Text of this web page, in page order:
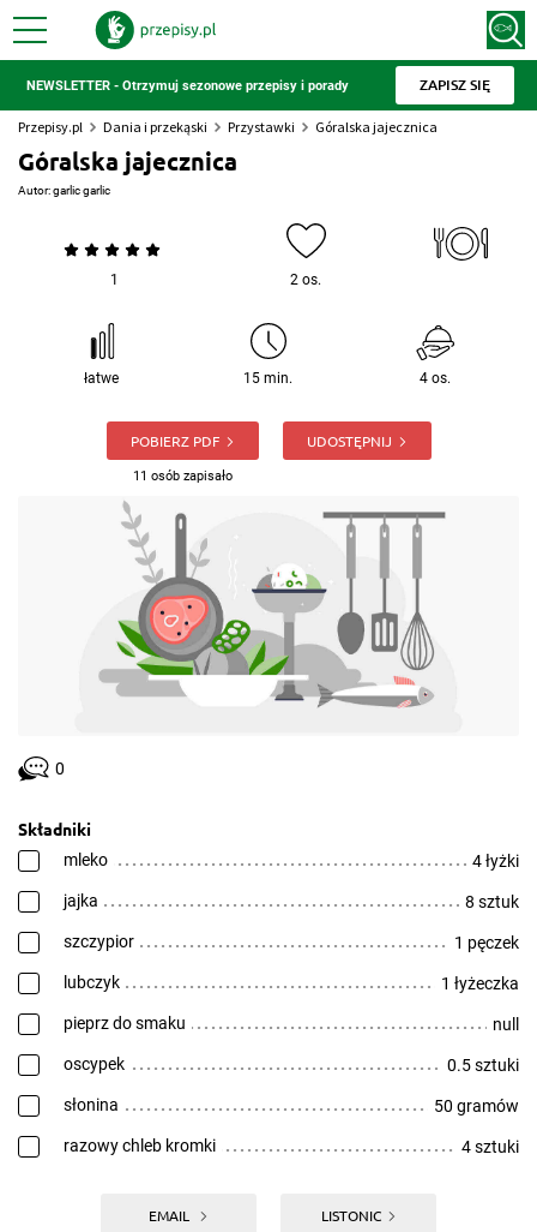
NEWSLETTER - Otrzymuj sezonowe przepisy i porady ZAPISZ SIĘ
Przepisy.pl Dania i przekąski Przystawki Góralska jajecznica
Góralska jajecznica
Autor:garlic garlic
1 2 os.
łatwe 15 min. 4 os.
POBIERZ PDF
11 osób zapisało
UDOSTĘPNIJ
0
Składniki
mleko 4 łyżki
jajka 8 sztuk
szczypior 1 pęczek
lubczyk 1 łyżeczka
pieprz do smaku null
oscypek 0.5 sztuki
słonina 50 gramów
razowy chleb kromki 4 sztuki
EMAIL LISTONIC